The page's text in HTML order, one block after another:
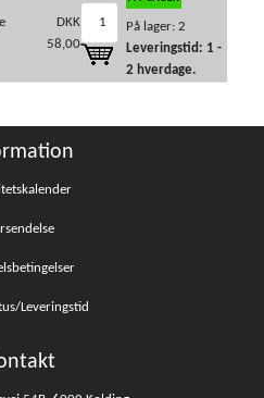
DKK
58,00
På lager: 2
Leveringstid: 1 -
2 hverdage.
Leveringstid